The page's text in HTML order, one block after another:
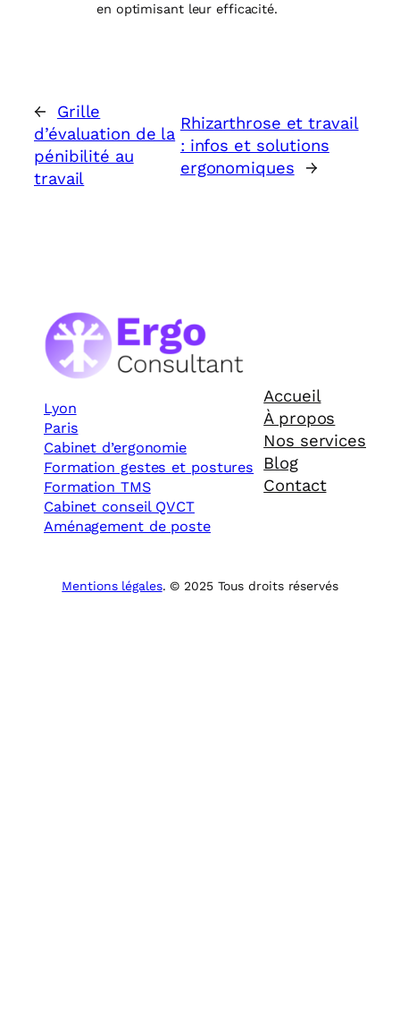
en optimisant leur efficacité.
←
Grille
d’évaluation de la
pénibilité au
travail
Rhizarthrose et travail
: infos et solutions
ergonomiques
→
Lyon
Paris
Cabinet d’ergonomie
Formation gestes et postures
Formation TMS
Cabinet conseil QVCT
Aménagement de poste
Accueil
À propos
Nos services
Blog
Contact
Mentions légales. © 2025 Tous droits réservés